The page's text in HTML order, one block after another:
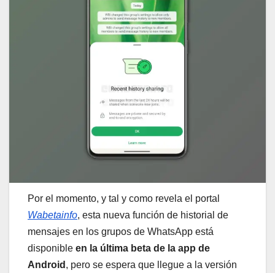
Por el momento, y tal y como revela el portal
Wabetainfo, esta nueva función de historial de
mensajes en los grupos de WhatsApp está
disponible en la última beta de la app de
Android , pero se espera que llegue a la versión